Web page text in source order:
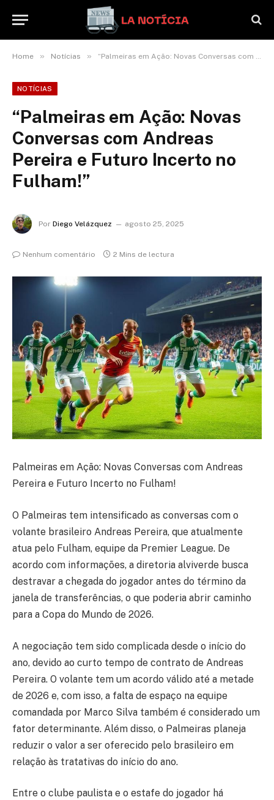
Home » Notícias » “Palmeiras em Ação: Novas Conversas com Andreas Pereira e Futuro Incerto no Fulham!”
NOTÍCIAS
“Palmeiras em Ação: Novas
Conversas com Andreas
Pereira e Futuro Incerto no
Fulham!”
Por Diego Velázquez agosto 25, 2025
Nenhum comentário 2 Mins de lectura
Palmeiras em Ação: Novas Conversas com Andreas
Pereira e Futuro Incerto no Fulham!
O Palmeiras tem intensificado as conversas com o
volante brasileiro Andreas Pereira, que atualmente
atua pelo Fulham, equipe da Premier League. De
acordo com informações, a diretoria alviverde busca
destravar a chegada do jogador antes do término da
janela de transferências, o que poderia abrir caminho
para a Copa do Mundo de 2026.
A negociação tem sido complicada desde o início do
ano, devido ao curto tempo de contrato de Andreas
Pereira. O volante tem um acordo válido até a metade
de 2026 e, com isso, a falta de espaço na equipe
comandada por Marco Silva também é considerado um
fator determinante. Além disso, o Palmeiras planeja
reduzir o valor a ser oferecido pelo brasileiro em
relação às tratativas do início do ano.
Entre o clube paulista e o estafe do jogador há